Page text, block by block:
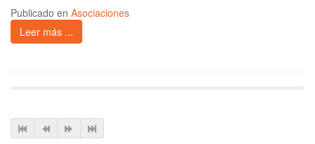
Publicado en Asociaciones
Leer más ...